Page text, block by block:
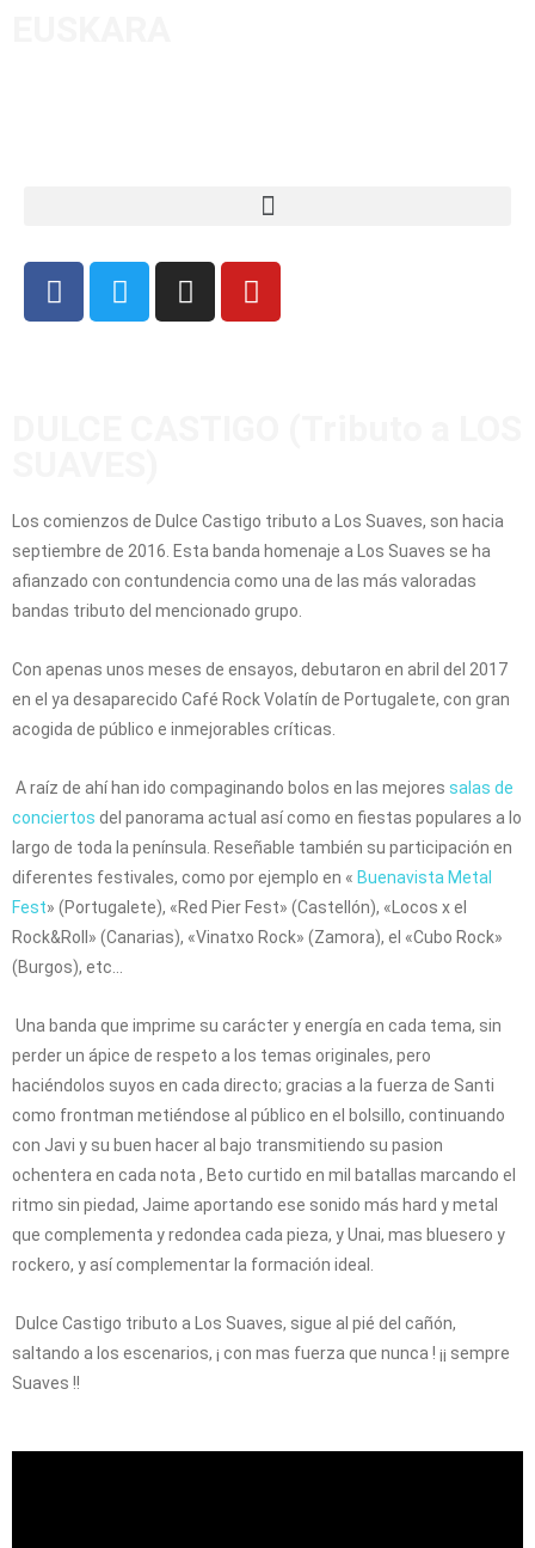
Los comienzos de Dulce Castigo tributo a Los Suaves, son hacia
septiembre de 2016. Esta banda homenaje a Los Suaves se ha
afianzado con contundencia como una de las más valoradas
bandas tributo del mencionado grupo.
Con apenas unos meses de ensayos, debutaron en abril del 2017
en el ya desaparecido Café Rock Volatín de Portugalete, con gran
acogida de público e inmejorables críticas.
A raíz de ahí han ido compaginando bolos en las mejores salas de
conciertos del panorama actual así como en fiestas populares a lo
largo de toda la península. Reseñable también su participación en
diferentes festivales, como por ejemplo en « Buenavista Metal
Fest» (Portugalete), «Red Pier Fest» (Castellón), «Locos x el
Rock&Roll» (Canarias), «Vinatxo Rock» (Zamora), el «Cubo Rock»
(Burgos), etc…
Una banda que imprime su carácter y energía en cada tema, sin
perder un ápice de respeto a los temas originales, pero
haciéndolos suyos en cada directo; gracias a la fuerza de Santi
como frontman metiéndose al público en el bolsillo, continuando
con Javi y su buen hacer al bajo transmitiendo su pasion
ochentera en cada nota , Beto curtido en mil batallas marcando el
ritmo sin piedad, Jaime aportando ese sonido más hard y metal
que complementa y redondea cada pieza, y Unai, mas bluesero y
rockero, y así complementar la formación ideal.
Dulce Castigo tributo a Los Suaves, sigue al pié del cañón,
saltando a los escenarios, ¡ con mas fuerza que nunca ! ¡¡ sempre
Suaves !!